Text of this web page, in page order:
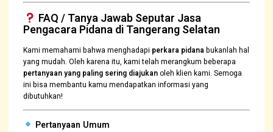
FAQ / Tanya Jawab Seputar Jasa
Pengacara Pidana di Tangerang Selatan
Kami memahami bahwa menghadapi perkara pidanabukanlah hal
yang mudah. Oleh karena itu, kami telah merangkum beberapa
pertanyaan yang paling sering diajukanoleh klien kami. Semoga
ini bisa membantu kamu mendapatkan informasi yang
dibutuhkan!
Pertanyaan Umum